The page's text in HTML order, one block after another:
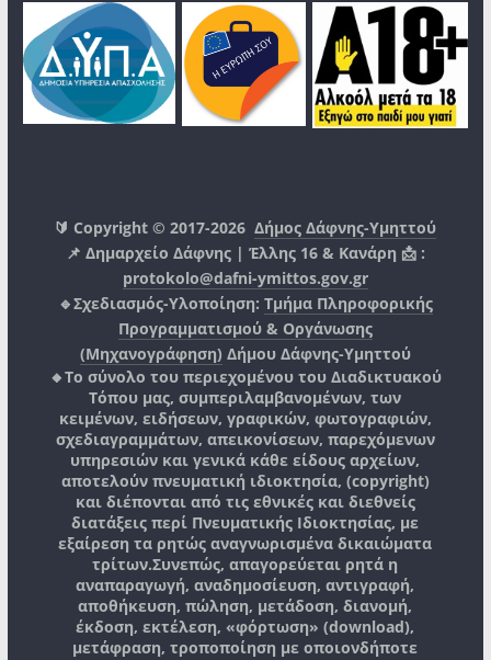
🔰 Copyright © 2017-2026Δήμος Δάφνης-Υμηττού
📌 Δημαρχείο Δάφνης | Έλλης 16 & Κανάρη 📩 :
protokolo@dafni-ymittos.gov.gr
🔹Σχεδιασμός-Υλοποίηση: Τμήμα Πληροφορικής
Προγραμματισμού & Οργάνωσης
(Μηχανογράφηση) Δήμου Δάφνης-Υμηττού
🔸Το σύνολο του περιεχομένου του Διαδικτυακού
Τόπου μας, συμπεριλαμβανομένων, των
κειμένων, ειδήσεων, γραφικών, φωτογραφιών,
σχεδιαγραμμάτων, απεικονίσεων, παρεχόμενων
υπηρεσιών και γενικά κάθε είδους αρχείων,
αποτελούν πνευματική ιδιοκτησία, (copyright)
και διέπονται από τις εθνικές και διεθνείς
διατάξεις περί Πνευματικής Ιδιοκτησίας, με
εξαίρεση τα ρητώς αναγνωρισμένα δικαιώματα
τρίτων.Συνεπώς, απαγορεύεται ρητά η
αναπαραγωγή, αναδημοσίευση, αντιγραφή,
αποθήκευση, πώληση, μετάδοση, διανομή,
έκδοση, εκτέλεση, «φόρτωση» (download),
μετάφραση, τροποποίηση με οποιονδήποτε